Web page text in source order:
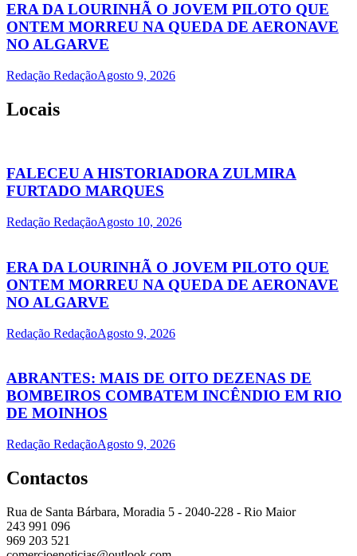
ERA DA LOURINHÃ O JOVEM PILOTO QUE
ONTEM MORREU NA QUEDA DE AERONAVE
NO ALGARVE
Redação RedaçãoAgosto 9, 2026
Locais
FALECEU A HISTORIADORA ZULMIRA
FURTADO MARQUES
Redação RedaçãoAgosto 10, 2026
ERA DA LOURINHÃ O JOVEM PILOTO QUE
ONTEM MORREU NA QUEDA DE AERONAVE
NO ALGARVE
Redação RedaçãoAgosto 9, 2026
ABRANTES: MAIS DE OITO DEZENAS DE
BOMBEIROS COMBATEM INCÊNDIO EM RIO
DE MOINHOS
Redação RedaçãoAgosto 9, 2026
Contactos
Rua de Santa Bárbara, Moradia 5 - 2040-228 - Rio Maior
243 991 096
969 203 521